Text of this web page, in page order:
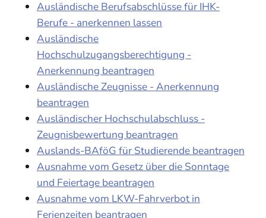
Ausländische Berufsabschlüsse für IHK-
Berufe - anerkennen lassen
Ausländische
Hochschulzugangsberechtigung -
Anerkennung beantragen
Ausländische Zeugnisse - Anerkennung
beantragen
Ausländischer Hochschulabschluss -
Zeugnisbewertung beantragen
Auslands-BAföG für Studierende beantragen
Ausnahme vom Gesetz über die Sonntage
und Feiertage beantragen
Ausnahme vom LKW-Fahrverbot in
Ferienzeiten beantragen